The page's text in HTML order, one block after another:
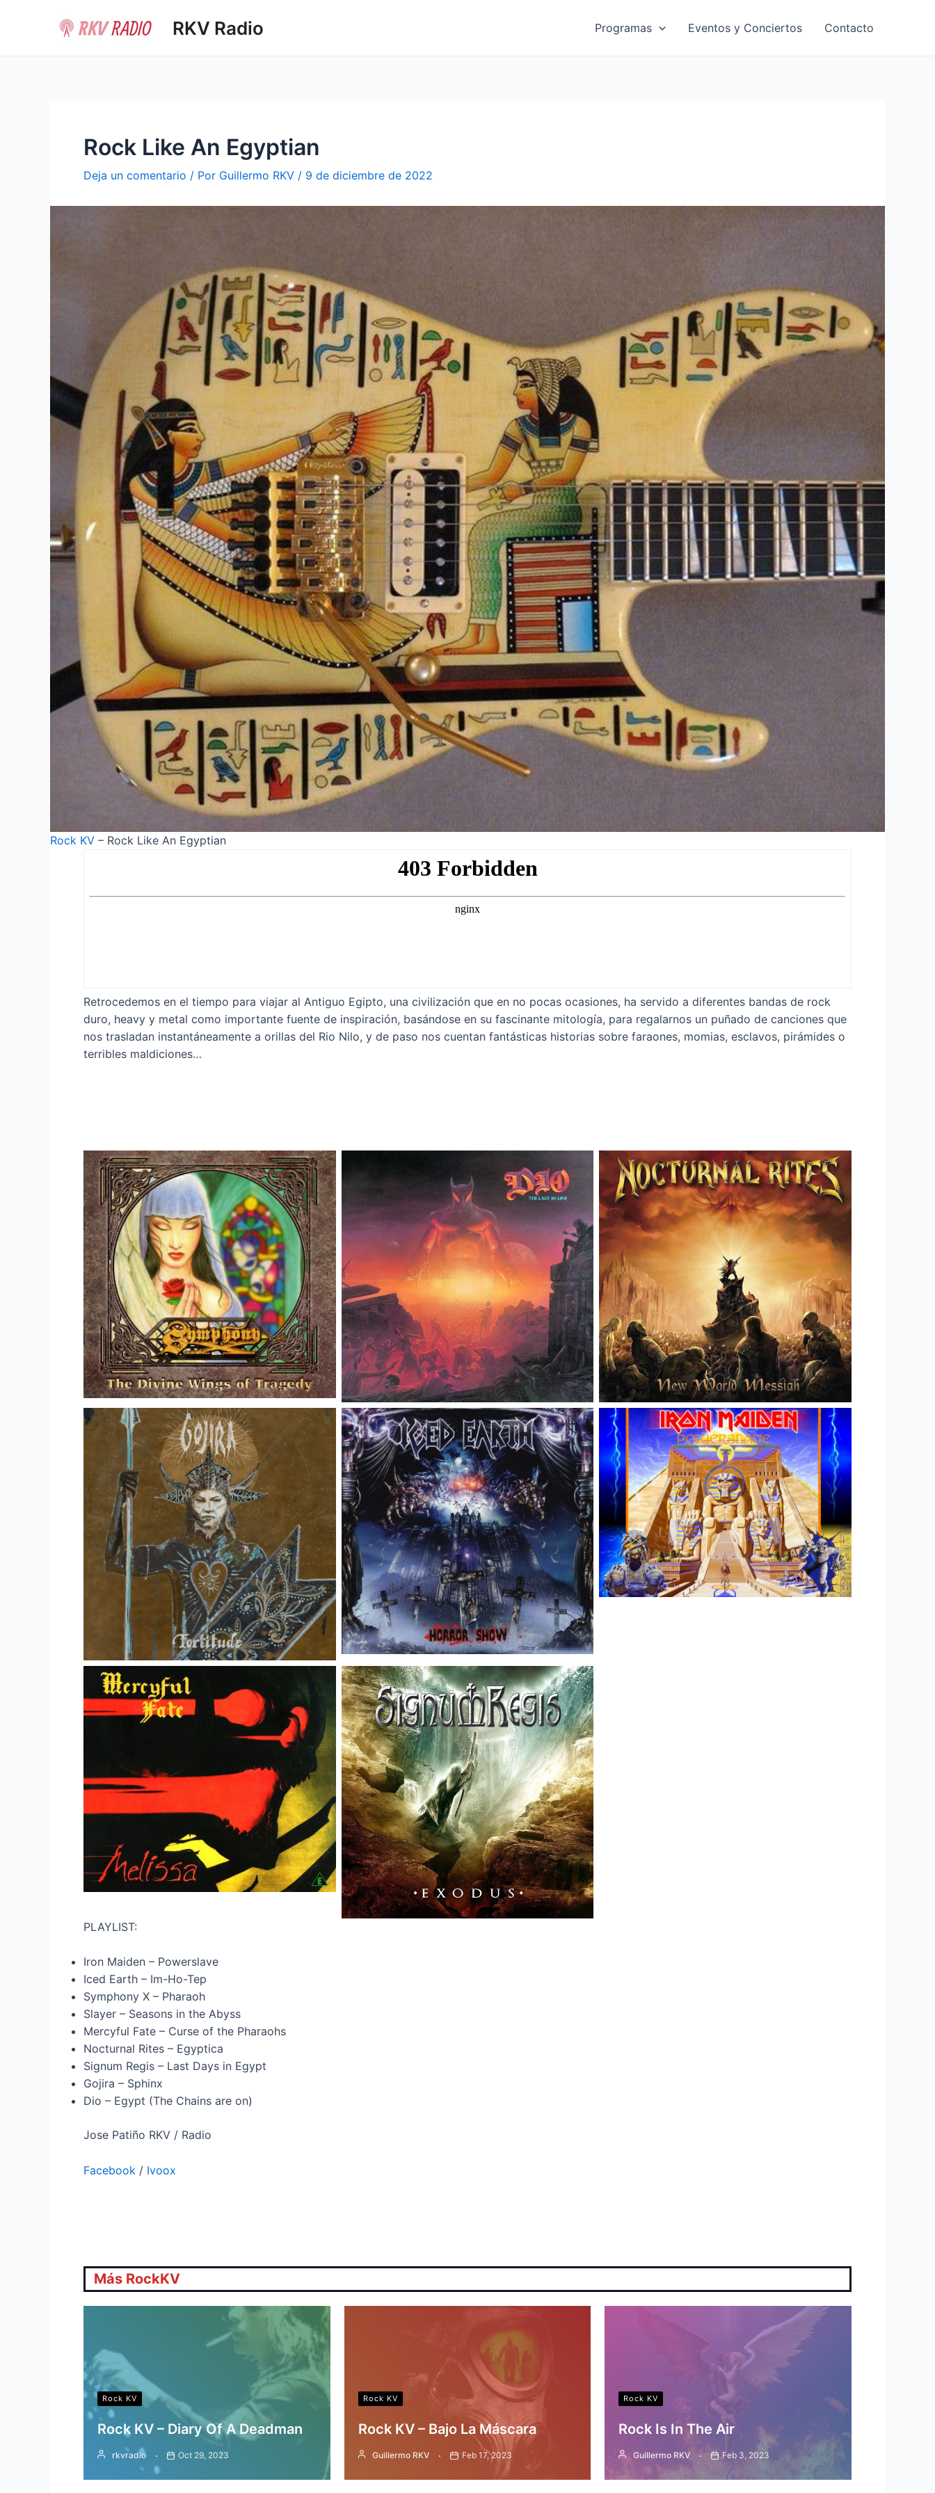
RKV Radio Programas Eventos y Conciertos Contacto
Rock Like An Egyptian
Deja un comentario / Por Guillermo RKV / 9 de diciembre de 2022
Rock KV – Rock Like An Egyptian
Retrocedemos en el tiempo para viajar al Antiguo Egipto, una civilización que en no pocas ocasiones, ha servido a diferentes bandas de rock
duro, heavy y metal como importante fuente de inspiración, basándose en su fascinante mitología, para regalarnos un puñado de canciones que
nos trasladan instantáneamente a orillas del Rio Nilo, y de paso nos cuentan fantásticas historias sobre faraones, momias, esclavos, pirámides o
terribles maldiciones…
Rock Like An Egyptian Rock Like An Egyptian Rock Like An Egyptian
Rock Like An Egyptian Rock Like An Egyptian
Rock Like An Egyptian
Rock Like An Egyptian
Rock Like An Egyptian
PLAYLIST:
Iron Maiden – Powerslave
Iced Earth – Im-Ho-Tep
Symphony X – Pharaoh
Slayer – Seasons in the Abyss
Mercyful Fate – Curse of the Pharaohs
Nocturnal Rites – Egyptica
Signum Regis – Last Days in Egypt
Gojira – Sphinx
Dio – Egypt (The Chains are on)
Jose Patiño RKV / Radio
Facebook / Ivoox
Más RockKV
Rock KV
Rock KV – Diary Of A Deadman
rkvradio Oct 29, 2023
Rock KV
Rock KV – Bajo La Máscara
Guillermo RKV Feb 17, 2023
Rock KV
Rock Is In The Air
Guillermo RKV Feb 3, 2023